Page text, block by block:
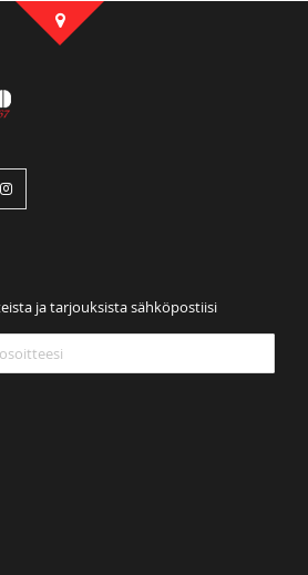
ja tarjouksista sähköpostiisi